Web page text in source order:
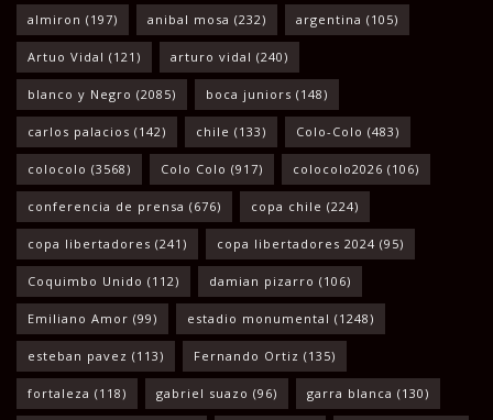
almiron (197) anibal mosa (232) argentina (105)
Artuo Vidal (121) arturo vidal (240)
blanco y Negro (2085) boca juniors (148)
carlos palacios (142) chile (133) Colo-Colo (483)
colocolo (3568) Colo Colo (917) colocolo2026 (106)
conferencia de prensa (676) copa chile (224)
copa libertadores (241) copa libertadores 2024 (95)
Coquimbo Unido (112) damian pizarro (106)
Emiliano Amor (99) estadio monumental (1248)
esteban pavez (113) Fernando Ortiz (135)
fortaleza (118) gabriel suazo (96) garra blanca (130)